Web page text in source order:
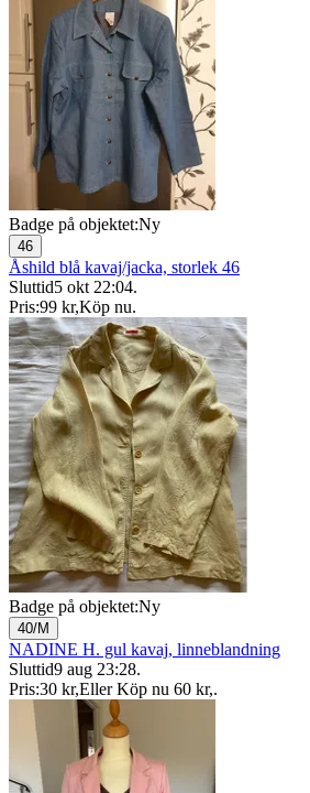
Badge på objektet:Ny
46
Åshild blå kavaj/jacka, storlek 46
Sluttid5 okt 22:04.
Pris:99 kr,Köp nu.
Badge på objektet:Ny
40/M
NADINE H. gul kavaj, linneblandning
Sluttid9 aug 23:28.
Pris:30 kr,Eller Köp nu 60 kr,.